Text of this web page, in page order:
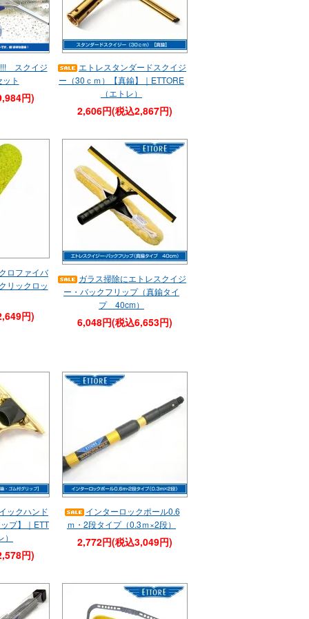
スクイジ
ト
円)
エトレスタンダードスクイジ
ー（30ｃｍ）【真鍮】｜ETTORE
（エトレ）
2,606円(税込2,867円)
ロファイバ
リックロッ
円)
ガラス掃除にエトレスクイジ
ー・バックフリップ（真鍮タイ
プ 40cm）
6,048円(税込6,653円)
ックハンド
プ】｜ETT
円)
インターロックポール0.6
ｍ・2段タイプ（0.3ｍ×2段）
2,772円(税込3,049円)